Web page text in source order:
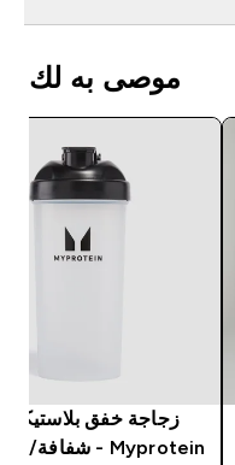
موصى به لك
زجاجة خفق
Myprotein - شفافة/ لون أسود